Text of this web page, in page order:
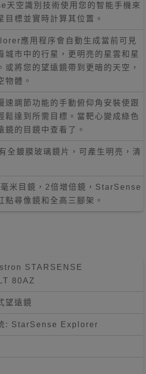
天空識別技術使用您的智能手機來
目標並實時計算其位置。
應用程序會自動生成當前可見
城市中的行星，更明亮的星雲和星
或將您的望遠鏡帶到更暗的天空，
物體。
速調節功能的手動俯仰角安裝使跟
鬆達到所需目標。當靶心變成綠色
鏡的目鏡中查看了。
全鍍膜玻璃鏡片，可產生明亮，清
米目鏡，2倍增倍鏡，StarSense
點尋像鏡和全高三腳架。
STARSENSE
80AZ
望遠鏡
: StarSense Explorer